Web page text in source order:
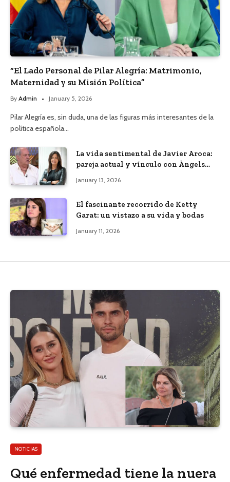
“El Lado Personal de Pilar Alegría: Matrimonio,
Maternidad y su Misión Política”
By Admin January 5, 2026
Pilar Alegría es, sin duda, una de las figuras más interesantes de la
política española…
La vida sentimental de Javier Aroca:
pareja actual y vínculo con Àngels
January 13, 2026
El fascinante recorrido de Ketty
Garat: un vistazo a su vida y bodas
January 11, 2026
NOTICIAS
Qué enfermedad tiene la nuera